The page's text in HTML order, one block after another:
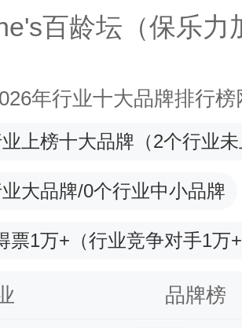
百龄坛（保乐力
年行业十大品牌排行
上榜十大品牌 （2个行业
大品牌/0个行业中小品牌
票1万+ （行业竞争对手1万
品牌榜